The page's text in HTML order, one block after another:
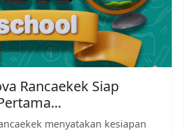
Rancaekek Siap
menyatakan kesiapan